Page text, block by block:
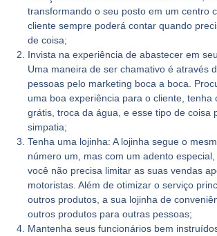
transformando o seu posto em um centro
cliente sempre poderá contar quando
de coisa;
Invista na experiência de abastecer em
Uma maneira de ser chamativo é através
pessoas pelo marketing boca a boca.
uma boa experiência para o cliente, tenha
grátis, troca da água, e esse tipo de coisa
simpatia;
Tenha uma lojinha: A lojinha segue o
número um, mas com um adento
você não precisa limitar as suas vendas
motoristas. Além de otimizar o serviço
outros produtos, a sua lojinha de
outros produtos para outras pessoas;
Mantenha seus funcionários bem